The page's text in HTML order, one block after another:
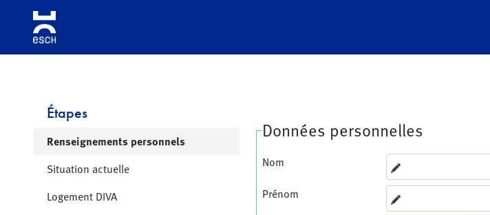
Étapes
Renseignements personnelsPage active:
Situation actuelle
Logement DIVA
Données personnelles
Nom
Prénom